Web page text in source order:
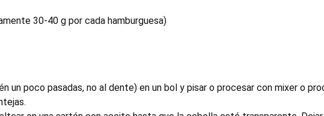
30-40 g por cada hamburguesa)
un poco pasadas, no al dente) en un bol y pisar o procesar con mixer o